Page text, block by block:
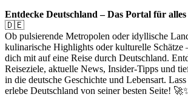
Entdecke Deutschland – Das Portal für
🇩🇪
Ob pulsierende Metropolen oder idyllische
kulinarische Highlights oder kulturelle Schätze
dich mit auf eine Reise durch Deutschland.
Reiseziele, aktuelle News, Insider-Tipps und
in die deutsche Geschichte und Lebensart.
erlebe Deutschland von seiner besten Seite!